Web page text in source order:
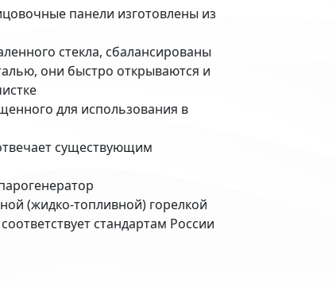
панели изготовлены из
стекла, сбалансированы
они быстро открываются и
для использования в
существующим
(жидко-топливной) горелкой
стандартам России